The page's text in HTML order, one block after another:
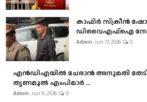
കാഫിർ സ്‌ക്രീൻ
ഡിവൈഎഫ്ഐ
Admin Jun 17, 2026 0
എൻഡിഎയിൽ ചേരാൻ അനുമതി തേടി
തൃണമൂൽ എംപിമാർ ...
Admin Jun 9, 2026 0